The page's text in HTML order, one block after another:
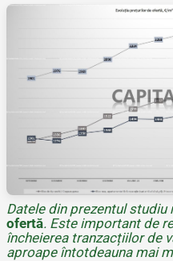
Datele din prezentul studiu
ofertă. Este important de
încheierea tranzacțiilor de
aproape întotdeauna mai